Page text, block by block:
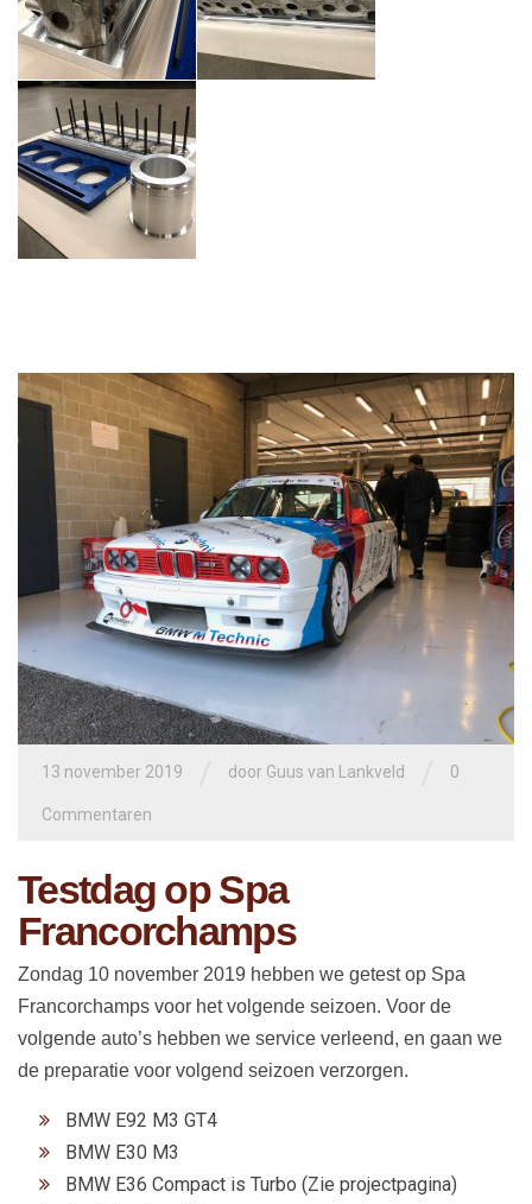
13 november 2019 door Guus van Lankveld 0
Commentaren
Testdag op Spa
Francorchamps
Zondag 10 november 2019 hebben we getest op Spa
Francorchamps voor het volgende seizoen. Voor de
volgende auto’s hebben we service verleend, en gaan we
de preparatie voor volgend seizoen verzorgen.
BMW E92 M3 GT4
BMW E30 M3
BMW E36 Compact is Turbo (Zie projectpagina)